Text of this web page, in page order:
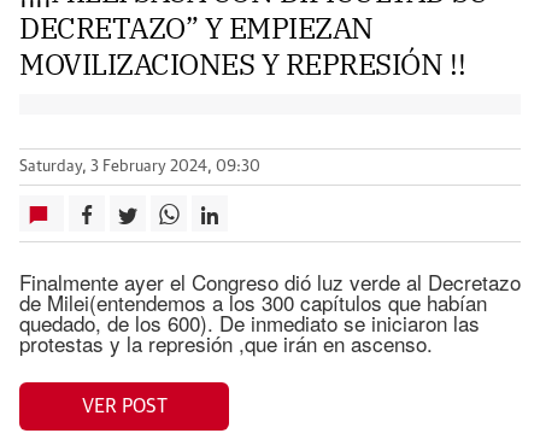
DECRETAZO” Y EMPIEZAN
MOVILIZACIONES Y REPRESIÓN !!
Saturday, 3 February 2024, 09:30
Finalmente ayer el Congreso dió luz verde al Decretazo
de Milei(entendemos a los 300 capítulos que habían
quedado, de los 600). De inmediato se iniciaron las
protestas y la represión ,que irán en ascenso.
VER POST